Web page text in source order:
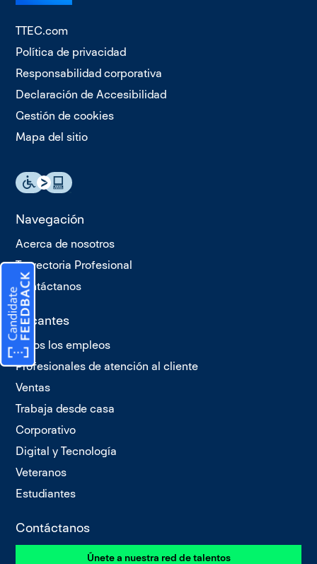
TTEC.com
Política de privacidad
Responsabilidad corporativa
Declaración de Accesibilidad
Gestión de cookies
Mapa del sitio
Navegación
Acerca de nosotros
Trayectoria Profesional
Contáctanos
Vacantes
Todos los empleos
Profesionales de atención al cliente
Ventas
Trabaja desde casa
Corporativo
Digital y Tecnología
Veteranos
Estudiantes
Contáctanos
Únete a nuestra red de talentos